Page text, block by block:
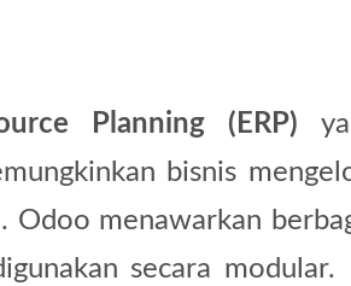
Planning (ERP)
bisnis
Odoo menawarkan
secara modular.